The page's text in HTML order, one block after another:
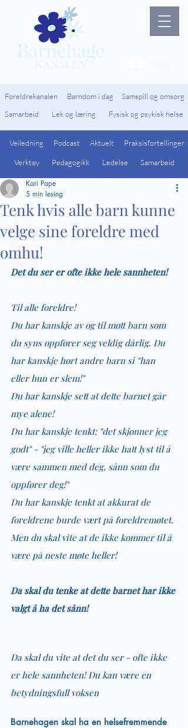
Foreldrekanalen Barndom i dag
Samspill og omsorg
Samarbeid
Lek og læring Fysisk og psykisk helse
Veiledning
Verktøy
Podcast
Pedagogikk
Aktuelt Praksisfortellinger
Ledelse Samarbeid
Tenk hvis alle barn kunne
velge sine foreldre med
omhu!
Kari Pape
5 min lesing
Det du ser er ofte ikke hele sannheten!
Til alle foreldre!
Du har kanskje av og til møtt barn som
du syns oppfører seg veldig dårlig. Du
har kanskje hørt andre barn si "han
eller hun er slem!"
Du har kanskje sett at dette barnet går
mye alene!
Du har kanskje tenkt; "det skjønner jeg
godt" - "jeg ville heller ikke hatt lyst til å
være sammen med deg, sånn som du
oppfører deg!"
Du har kanskje tenkt at akkurat de
foreldrene burde vært på foreldremøtet.
Men du skal vite at de ikke kommer til å
være på neste møte heller!
Da skal du tenke at dette barnet har ikke
valgt å ha det sånn!
Da skal du vite at det du ser - ofte ikke
er hele sannheten! Du kan være en
betydningsfull voksen
Barnehagen skal ha en helsefremmende